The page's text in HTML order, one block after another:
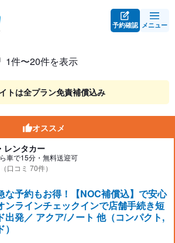
予約確認 メニュー
1件〜20件を表示
トは全プラン免責補償込み
オススメ
レンタカー
車で15分・無料送迎可
（口コミ 70件）
な予約もお得！【NOC補償込】で安心
ンラインチェックインで店舗手続き短
出発／ アクア/ノート 他（コンパクト,